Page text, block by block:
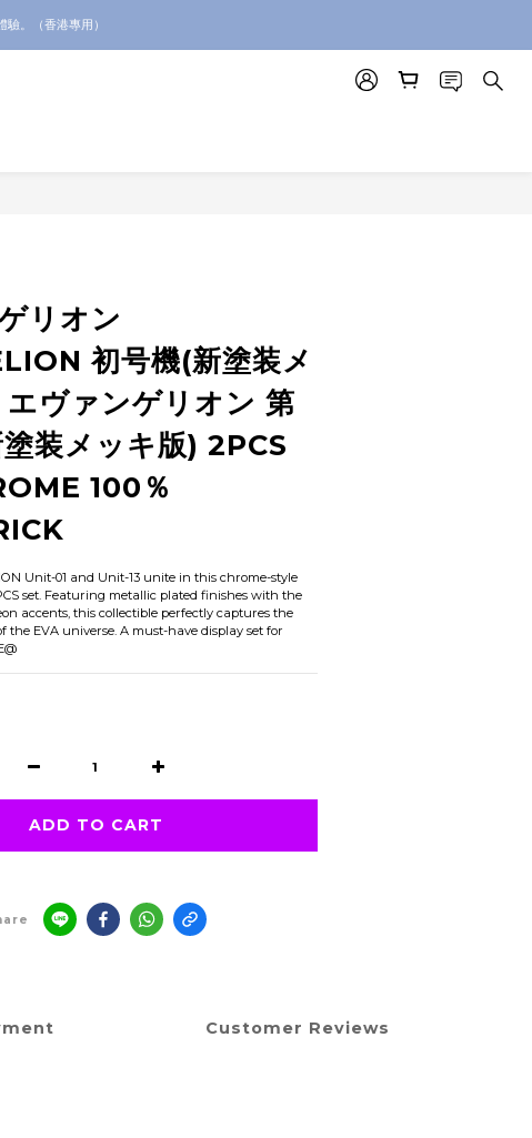
for toy sourcing inquiries!
。（香港專用）
for toy sourcing inquiries!
リオン
初号機(新塗装メ
エヴァンゲリオン 第
装メッキ版) 2PCS
100％
Unit-01 and Unit-13 unite in this chrome-style
set. Featuring metallic plated finishes with the
accents, this collectible perfectly captures the
the EVA universe. A must-have display set for
ADD TO CART
Customer Reviews